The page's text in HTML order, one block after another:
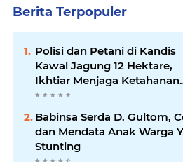
Berita Terpopuler
Polisi dan Petani di Kandis
Kawal Jagung 12 Hektare,
Ikhtiar Menjaga Ketahanan
Pangan
Babinsa Serda D. Gultom,
dan Mendata Anak Warga
Stunting